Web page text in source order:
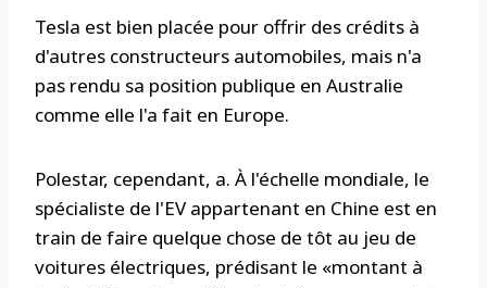
Tesla est bien placée pour offrir des crédits à
d'autres constructeurs automobiles, mais n'a
pas rendu sa position publique en Australie
comme elle l'a fait en Europe.
Polestar, cependant, a. À l'échelle mondiale, le
spécialiste de l'EV appartenant en Chine est en
train de faire quelque chose de tôt au jeu de
voitures électriques, prédisant le «montant à